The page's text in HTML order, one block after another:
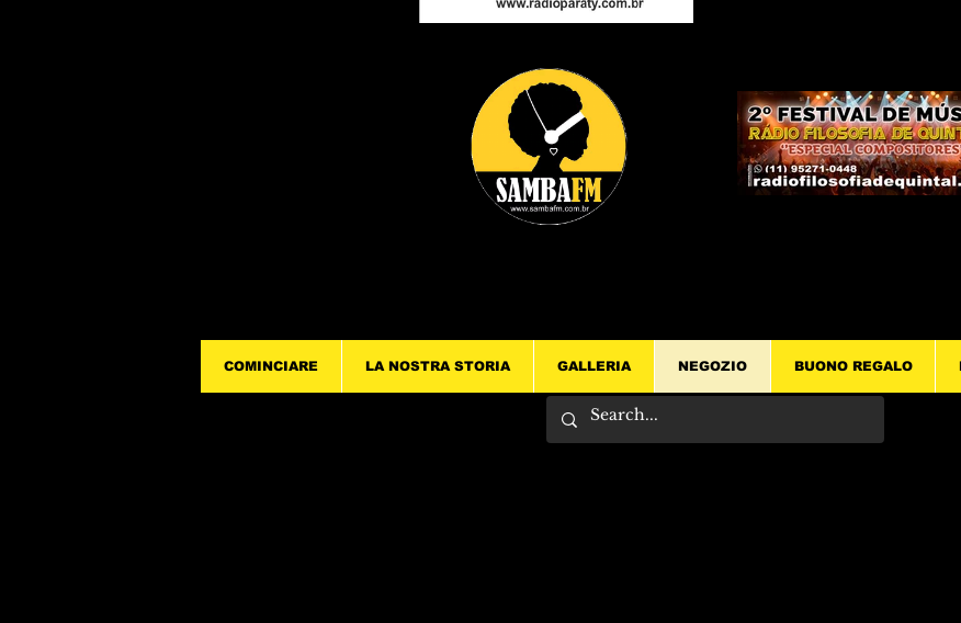
COMINCIARE LA NOSTRA STORIA GALLERIA NEGOZIO BUONO REGALO